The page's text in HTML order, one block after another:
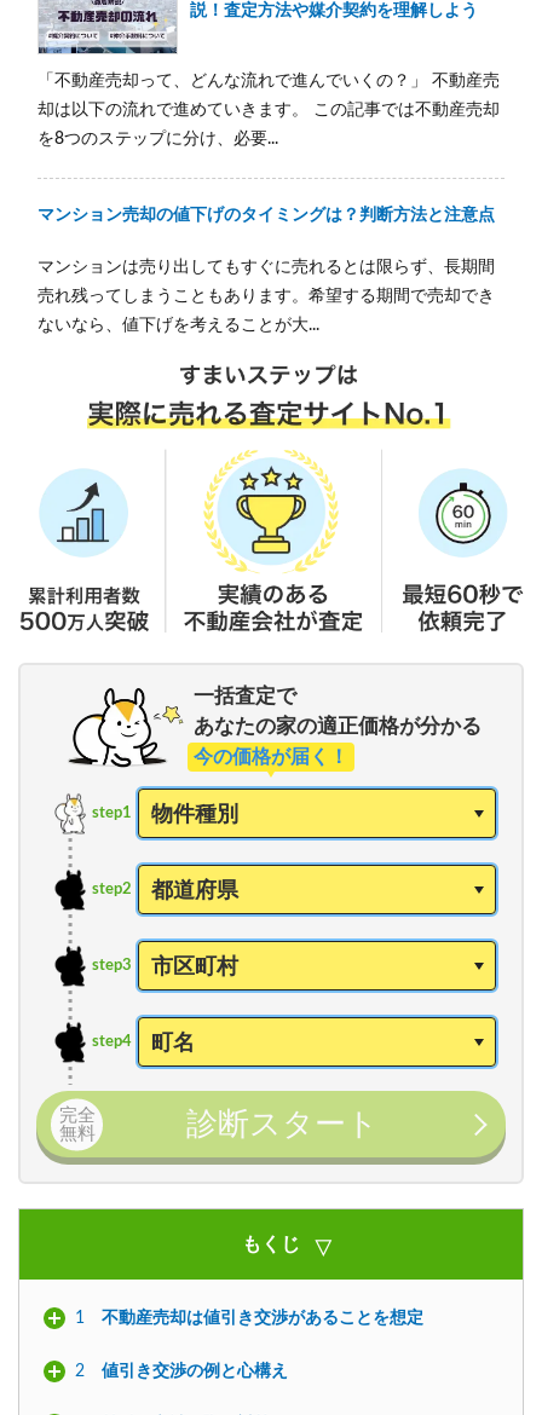
説！査定方法や媒介契約を理解しよう
「不動産売却って、どんな流れで進んでいくの？」 不動産売
却は以下の流れで進めていきます。 この記事では不動産売却
を8つのステップに分け、必要...
マンション売却の値下げのタイミングは？判断方法と注意点
マンションは売り出してもすぐに売れるとは限らず、長期間
売れ残ってしまうこともあります。希望する期間で売却でき
ないなら、値下げを考えることが大...
一括査定で
あなたの家の適正価格が分かる
今の価格が届く！
step1
step2
step3
step4
完全
無料
診断スタート
もくじ
1 不動産売却は値引き交渉があることを想定
2 値引き交渉の例と心構え